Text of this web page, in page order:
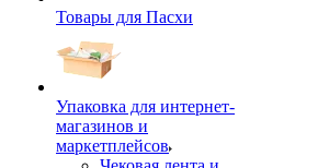
Товары для Пасхи
Упаковка для интернет-
магазинов и
маркетплейсов